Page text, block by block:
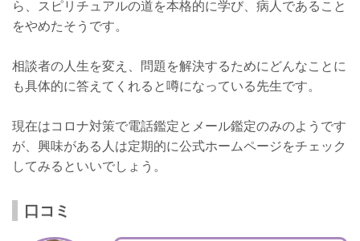
ら、スピリチュアルの道を本格的に学び、病人であること
をやめたそうです。
相談者の人生を変え、問題を解決するためにどんなことに
も具体的に答えてくれると噂になっている先生です。
現在はコロナ対策で電話鑑定とメール鑑定のみのようです
が、興味がある人は定期的に公式ホームページをチェック
してみるといいでしょう。
口コミ